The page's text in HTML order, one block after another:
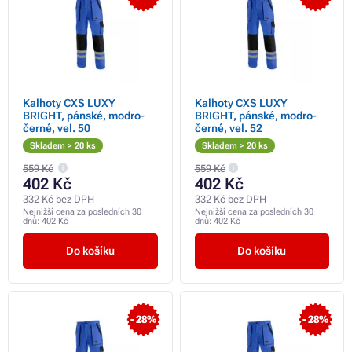
Kalhoty CXS LUXY
BRIGHT, pánské, modro-
černé, vel. 50
Skladem > 20 ks
559 Kč
402 Kč
332 Kč bez DPH
Nejnižší cena za posledních 30
dnů: 402 Kč
Do košíku
Kalhoty CXS LUXY
BRIGHT, pánské, modro-
černé, vel. 52
Skladem > 20 ks
559 Kč
402 Kč
332 Kč bez DPH
Nejnižší cena za posledních 30
dnů: 402 Kč
Do košíku
- 28% - 28%